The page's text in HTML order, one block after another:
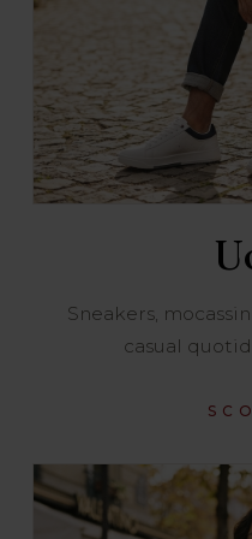
Sneakers,
casual